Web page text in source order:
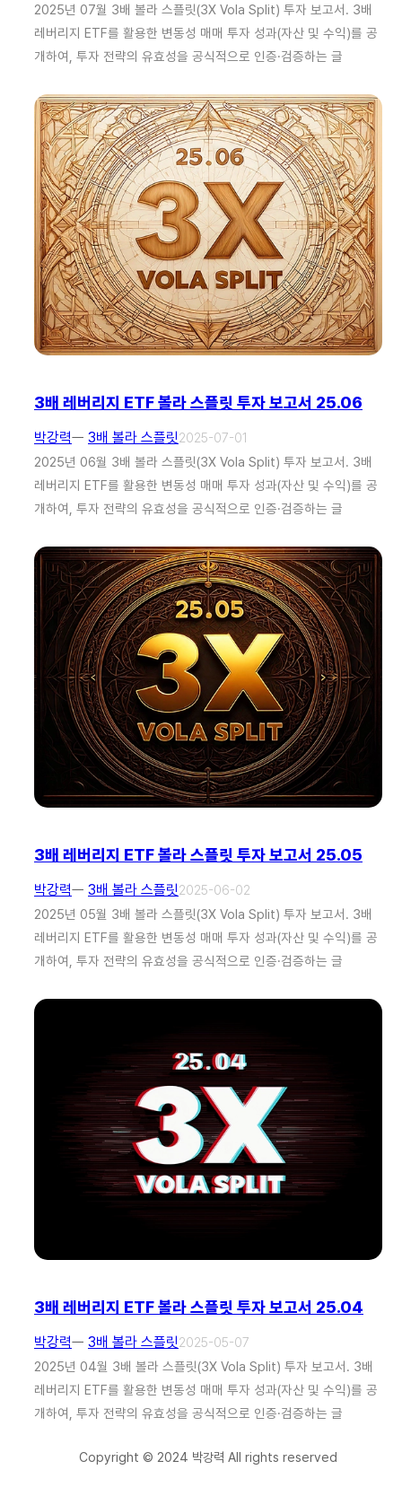
2025년 07월 3배 볼라 스플릿(3X Vola Split) 투자 보고서. 3배
레버리지 ETF를 활용한 변동성 매매 투자 성과(자산 및 수익)를 공
개하여, 투자 전략의 유효성을 공식적으로 인증·검증하는 글
3배 레버리지 ETF 볼라 스플릿 투자 보고서 25.06
박강력ㅡ 3배 볼라 스플릿2025-07-01
2025년 06월 3배 볼라 스플릿(3X Vola Split) 투자 보고서. 3배
레버리지 ETF를 활용한 변동성 매매 투자 성과(자산 및 수익)를 공
개하여, 투자 전략의 유효성을 공식적으로 인증·검증하는 글
3배 레버리지 ETF 볼라 스플릿 투자 보고서 25.05
박강력ㅡ 3배 볼라 스플릿2025-06-02
2025년 05월 3배 볼라 스플릿(3X Vola Split) 투자 보고서. 3배
레버리지 ETF를 활용한 변동성 매매 투자 성과(자산 및 수익)를 공
개하여, 투자 전략의 유효성을 공식적으로 인증·검증하는 글
3배 레버리지 ETF 볼라 스플릿 투자 보고서 25.04
박강력ㅡ 3배 볼라 스플릿2025-05-07
2025년 04월 3배 볼라 스플릿(3X Vola Split) 투자 보고서. 3배
레버리지 ETF를 활용한 변동성 매매 투자 성과(자산 및 수익)를 공
개하여, 투자 전략의 유효성을 공식적으로 인증·검증하는 글
Copyright © 2024 박강력 All rights reserved